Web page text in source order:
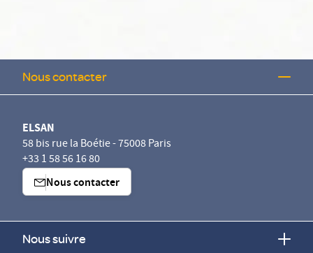
Nous contacter
ELSAN
58 bis rue la Boétie - 75008 Paris
+33 1 58 56 16 80
Nous contacter
Nous suivre